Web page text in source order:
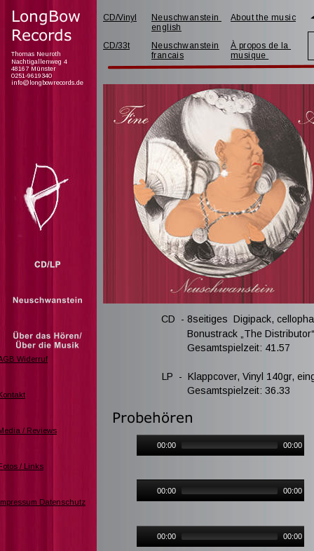
Probehören
CD  - 8seitiges  Digipack,
Bonustrack „The
Gesamtspielzeit:
LP  -  Klappcover, Vinyl 140gr,
Gesamtspielzeit:
00:00 00:00
00:00 00:00
00:00 00:00
LongBow
Records
Thomas Neuroth
Nachtigallenweg 4
48167 Münster
0251-9619340
info@longbowrecords.de
About the music
À propos de la
musique
Neuschwanstein
english
Neuschwanstein
francais
CD/Vinyl
CD/33t